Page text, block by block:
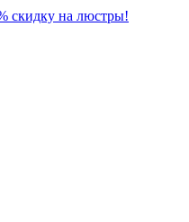
скидку на люстры!